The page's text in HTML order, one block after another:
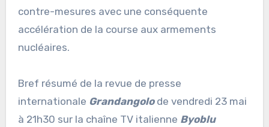
contre-mesures avec une conséquente
accélération de la course aux armements
nucléaires.
Bref résumé de la revue de presse
internationale Grandangolode vendredi 23 mai
à 21h30 sur la chaîne TV italienne Byoblu